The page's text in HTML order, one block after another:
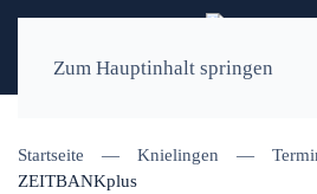
Zum Hauptinhalt springen
Startseite Knielingen
ZEITBANKplus